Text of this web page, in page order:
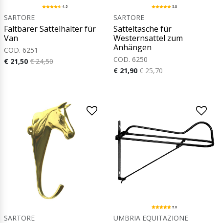
4.5
SARTORE
Faltbarer Sattelhalter für
Van
COD. 6251
€ 21,50 € 24,50
5.0
SARTORE
Satteltasche für
Westernsattel zum
Anhängen
COD. 6250
€ 21,90 € 25,70
SARTORE
5.0
UMBRIA EQUITAZIONE